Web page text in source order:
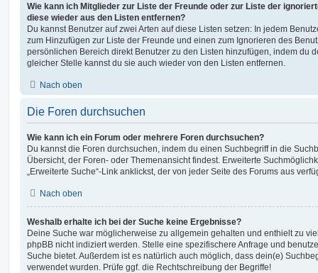
Wie kann ich Mitglieder zur Liste der Freunde oder zur Liste der
diese wieder aus den Listen entfernen?
Du kannst Benutzer auf zwei Arten auf diese Listen setzen: In jedem
zum Hinzufügen zur Liste der Freunde und einen zum Ignorieren des
persönlichen Bereich direkt Benutzer zu den Listen hinzufügen, indem du
gleicher Stelle kannst du sie auch wieder von den Listen entfernen.
Nach oben
Die Foren durchsuchen
Wie kann ich ein Forum oder mehrere Foren durchsuchen?
Du kannst die Foren durchsuchen, indem du einen Suchbegriff in die
Übersicht, der Foren- oder Themenansicht findest. Erweiterte
„Erweiterte Suche“-Link anklickst, der von jeder Seite des Forums aus
Nach oben
Weshalb erhalte ich bei der Suche keine Ergebnisse?
Deine Suche war möglicherweise zu allgemein gehalten und enthielt zu
phpBB nicht indiziert werden. Stelle eine spezifischere Anfrage und
Suche bietet. Außerdem ist es natürlich auch möglich, dass dein(e)
verwendet wurden. Prüfe ggf. die Rechtschreibung der Begriffe!